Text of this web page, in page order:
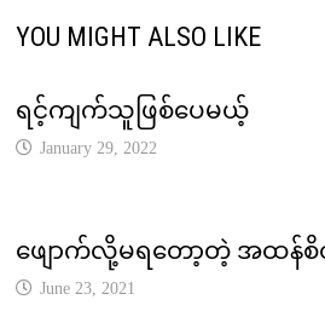
YOU MIGHT ALSO LIKE
ရင့်ကျက်သူဖြစ်ပေမယ့်
January 29, 2022
ဖျောက်လို့မရတော့တဲ့ အထန်
June 23, 2021